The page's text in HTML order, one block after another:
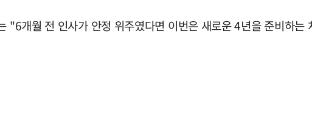
"6개월 전 인사가 안정 위주였다면 이번은 새로운 4년을 준비하는